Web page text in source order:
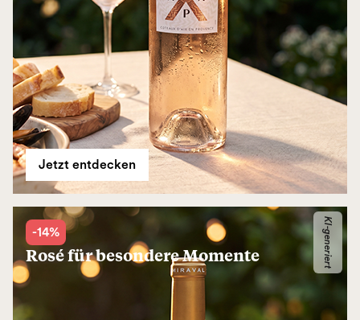
Jetzt entdecken
-14%
Rosé für besondere Momente KI-generiert